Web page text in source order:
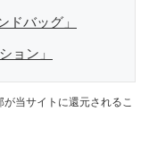
ドバッグ」
ョン」
当サイトに還元されるこ